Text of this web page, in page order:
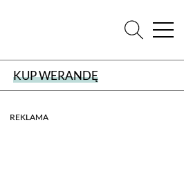
KUP WERANDĘ
REKLAMA